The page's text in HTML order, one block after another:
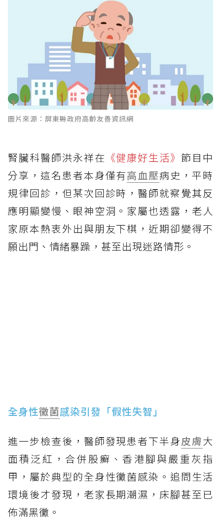
圖片來源：屏東縣政府高齡友善資訊網
腎臟科醫師洪永祥在 《健康好生活》 節目中
分享，這名患者本身僅有高血壓病史，平時
規律回診，但某次回診時，醫師就察覺其反
應明顯變慢、眼神空洞。家屬也透露，老人
家原本熱衷外出與朋友下棋，近期卻變得不
願出門、情緒暴躁，甚至出現迷路情形。
全身性黴菌感染引發「假性失智」
進一步檢查後，醫師發現患者下半身皮膚大
面積泛紅，合併股癬、香港腳與嚴重灰指
甲，屬於典型的全身性黴菌感染。追問生活
環境後才發現，老家長期潮濕，床腳甚至已
佈滿黑黴。